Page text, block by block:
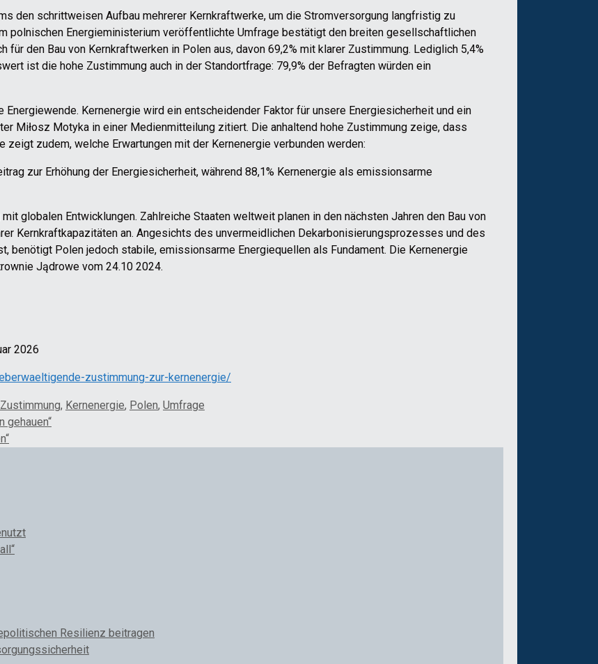
den schrittweisen Aufbau mehrerer Kernkraftwerke, um die Stromversorgung langfristig zu
polnischen Energieministerium veröffentlichte Umfrage bestätigt den breiten gesellschaftlichen
für den Bau von Kernkraftwerken in Polen aus, davon 69,2% mit klarer Zustimmung. Lediglich 5,4%
ist die hohe Zustimmung auch in der Standortfrage: 79,9% der Befragten würden ein
Kernenergie wird ein entscheidender Faktor für unsere Energiesicherheit und ein
Miłosz Motyka in einer Medienmitteilung zitiert. Die anhaltend hohe Zustimmung zeige, dass
zudem, welche Erwartungen mit der Kernenergie verbunden werden:
zur Erhöhung der Energiesicherheit, während 88,1% Kernenergie als emissionsarme
globalen Entwicklungen. Zahlreiche Staaten weltweit planen in den nächsten Jahren den Bau von
Kernkraftkapazitäten an. Angesichts des unvermeidlichen Dekarbonisierungsprozesses und des
benötigt Polen jedoch stabile, emissionsarme Energiequellen als Fundament. Die Kernenergie
Jądrowe vom 24.10 2024.
2026
zustimmung-zur-kernenergie/
, Kernenergie, Polen, Umfrage
gehauen“
Resilienz beitragen